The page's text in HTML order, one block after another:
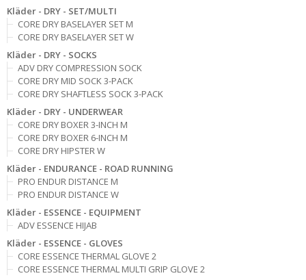
Kläder - DRY - SET/MULTI
CORE DRY BASELAYER SET M
CORE DRY BASELAYER SET W
Kläder - DRY - SOCKS
ADV DRY COMPRESSION SOCK
CORE DRY MID SOCK 3-PACK
CORE DRY SHAFTLESS SOCK 3-PACK
Kläder - DRY - UNDERWEAR
CORE DRY BOXER 3-INCH M
CORE DRY BOXER 6-INCH M
CORE DRY HIPSTER W
Kläder - ENDURANCE - ROAD RUNNING
PRO ENDUR DISTANCE M
PRO ENDUR DISTANCE W
Kläder - ESSENCE - EQUIPMENT
ADV ESSENCE HIJAB
Kläder - ESSENCE - GLOVES
CORE ESSENCE THERMAL GLOVE 2
CORE ESSENCE THERMAL MULTI GRIP GLOVE 2